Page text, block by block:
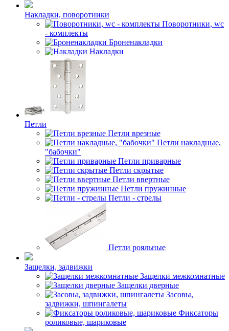
Накладки, поворотники
Поворотники, wc
- комплекты
Броненакладки
Накладки
Петли
Петли врезные
Петли накладные,
"бабочки"
Петли приварные
Петли скрытые
Петли ввертные
Петли пружинные
Петли - стрелы
Петли рояльные
Защелки, задвижки
Защелки межкомнатные
Защелки дверные
Засовы,
задвижки, шпингалеты
Фиксаторы
роликовые, шариковые